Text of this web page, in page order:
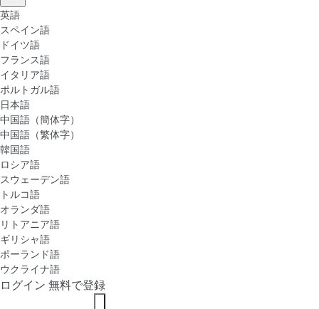
英語
スペイン語
ドイツ語
フランス語
イタリア語
ポルトガル語
日本語
中国語（簡体字）
中国語（繁体字）
韓国語
ロシア語
スウェーデン語
トルコ語
オランダ語
リトアニア語
ギリシャ語
ポーランド語
ウクライナ語
ログイン 無料で登録